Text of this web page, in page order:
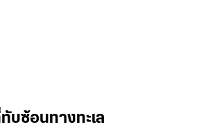
บซ้อนทางทะเล